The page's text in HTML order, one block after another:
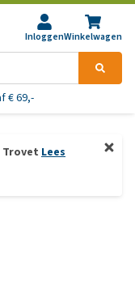
InloggenWinkelwagen
€ 69,-
Trovet Lees